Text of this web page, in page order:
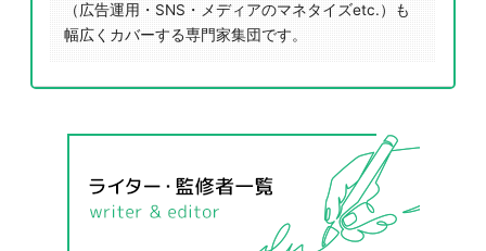
（広告運用・SNS・メディアのマネタイズetc.）も
幅広くカバーする専門家集団です。